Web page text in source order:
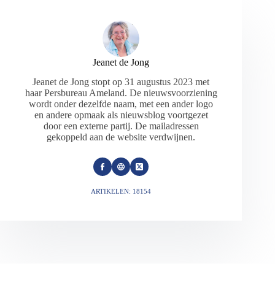
Jeanet de Jong
Jeanet de Jong stopt op 31 augustus 2023 met
haar Persbureau Ameland. De nieuwsvoorziening
wordt onder dezelfde naam, met een ander logo
en andere opmaak als nieuwsblog voortgezet
door een externe partij. De mailadressen
gekoppeld aan de website verdwijnen.
ARTIKELEN: 18154